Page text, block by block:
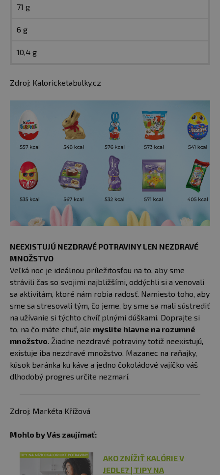
71 g
6 g
10,4 g
Zdroj: Kaloricketabulky.cz
NEEXISTUJÚ NEZDRAVÉ POTRAVINY LEN NEZDRAVÉ
MNOŽSTVO
Veľká noc je ideálnou príležitosťou na to, aby sme
strávili čas so svojimi najbližšími, oddýchli si a venovali
sa aktivitám, ktoré nám robia radosť. Namiesto toho, aby
sme sa stresovali tým, čo jeme, by sme sa mali sústrediť
na užívanie si týchto chvíľ plnými dúškami. Doprajte si
to, na čo máte chuť, ale myslite hlavne na rozumné
množstvo. Žiadne nezdravé potraviny totiž neexistujú,
existuje iba nezdravé množstvo. Mazanec na raňajky,
kúsok baránka ku káve a jedno čokoládové vajíčko váš
dlhodobý progres určite nezmarí.
Zdroj: Markéta Křížová
Mohlo by Vás zaujímať:
AKO ZNÍŽIŤ KALÓRIE V
JEDLE? | TIPY NA